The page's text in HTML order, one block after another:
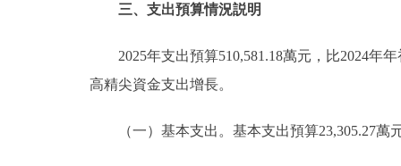
三、支出預算情況説明
2025年支出預算510,581.18萬元，比2024年年
高精尖資金支出增長。
（一）基本支出。基本支出預算23,305.27萬元